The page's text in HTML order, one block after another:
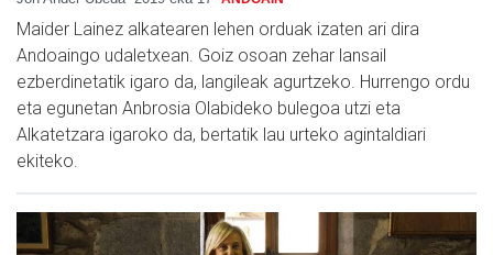
Maider Lainez alkatearen lehen orduak izaten ari dira
Andoaingo udaletxean. Goiz osoan zehar lansail
ezberdinetatik igaro da, langileak agurtzeko. Hurrengo ordu
eta egunetan Anbrosia Olabideko bulegoa utzi eta
Alkatetzara igaroko da, bertatik lau urteko agintaldiari
ekiteko.